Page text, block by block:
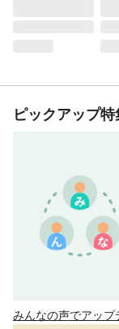
ピックアップ特
みんなの声でアップ